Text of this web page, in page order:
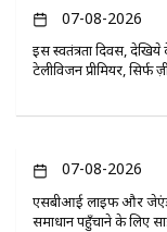
07-08-2026
इस स्वतंत्रता दिवस, देखिये
टेलीविजन प्रीमियर, सिर्फ
07-08-2026
एसबीआई लाइफ और जेएंडके
समाधान पहुँचाने के लिए